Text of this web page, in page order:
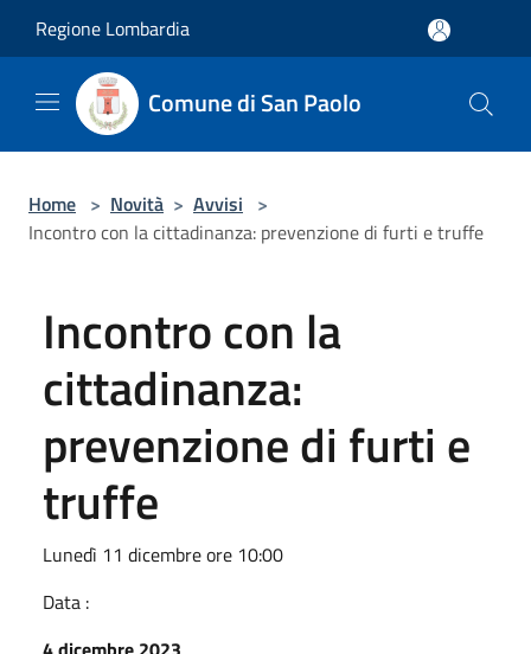
Regione Lombardia
Comune di San Paolo
Home > Novità > Avvisi >
Incontro con la cittadinanza: prevenzione di furti e truffe
Incontro con la
cittadinanza:
prevenzione di furti e
truffe
Lunedì 11 dicembre ore 10:00
Data :